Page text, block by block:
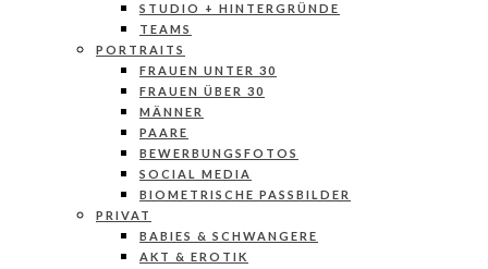
STUDIO + HINTERGRÜNDE
TEAMS
PORTRAITS
FRAUEN UNTER 30
FRAUEN ÜBER 30
MÄNNER
PAARE
BEWERBUNGSFOTOS
SOCIAL MEDIA
BIOMETRISCHE PASSBILDER
PRIVAT
BABIES & SCHWANGERE
AKT & EROTIK